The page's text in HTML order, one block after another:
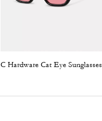
C Hardware Cat Eye Sunglasses